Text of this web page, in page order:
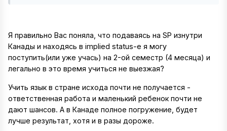
Я правильно Вас поняла, что подаваясь на SP изнутри
Канады и находясь в implied status-е я могу
поступить(или уже учась) на 2-ой семестр (4 месяца) и
легально в это время учиться не выезжая?
Учить язык в стране исхода почти не получается -
ответственная работа и маленький ребенок почти не
дают шансов. А в Канаде полное погружение, будет
лучше результат, хотя и в разы дороже.